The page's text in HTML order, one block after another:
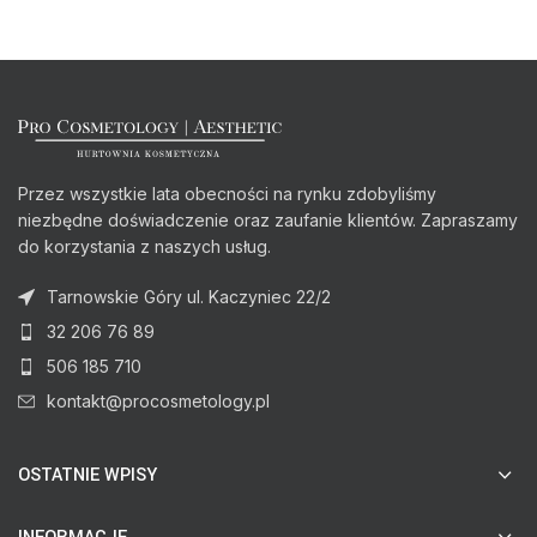
Przez wszystkie lata obecności na rynku zdobyliśmy
niezbędne doświadczenie oraz zaufanie klientów. Zapraszamy
do korzystania z naszych usług.
Tarnowskie Góry ul. Kaczyniec 22/2
32 206 76 89
506 185 710
kontakt@procosmetology.pl
OSTATNIE WPISY